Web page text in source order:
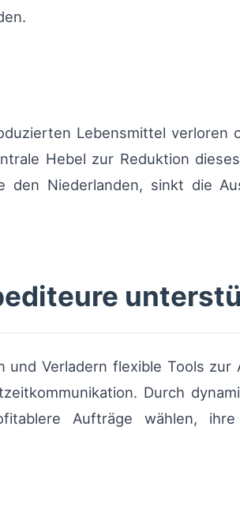
Lebensmittel verloren
Hebel zur Reduktion
den Niederlanden, sinkt die
und Verladern flexible Tools zur
Durch
Aufträge wählen,